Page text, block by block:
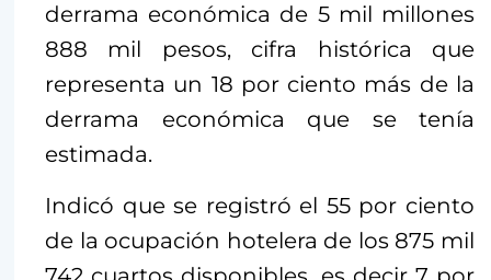
derrama económica de 5 mil millones
888 mil pesos, cifra histórica que
representa un 18 por ciento más de la
derrama económica que se tenía
estimada.
Indicó que se registró el 55 por ciento
de la ocupación hotelera de los 875 mil